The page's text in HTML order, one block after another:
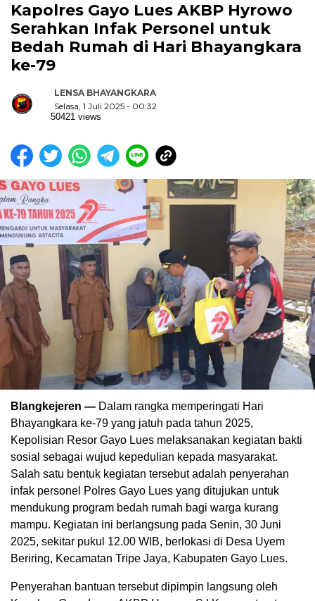
Kapolres Gayo Lues AKBP Hyrowo
Serahkan Infak Personel untuk
Bedah Rumah di Hari Bhayangkara
ke-79
LENSA BHAYANGKARA
Selasa, 1 Juli 2025 - 00:32
50421 views
Blangkejeren — Dalam rangka memperingati Hari
Bhayangkara ke-79 yang jatuh pada tahun 2025,
Kepolisian Resor Gayo Lues melaksanakan kegiatan bakti
sosial sebagai wujud kepedulian kepada masyarakat.
Salah satu bentuk kegiatan tersebut adalah penyerahan
infak personel Polres Gayo Lues yang ditujukan untuk
mendukung program bedah rumah bagi warga kurang
mampu. Kegiatan ini berlangsung pada Senin, 30 Juni
2025, sekitar pukul 12.00 WIB, berlokasi di Desa Uyem
Beriring, Kecamatan Tripe Jaya, Kabupaten Gayo Lues.
Penyerahan bantuan tersebut dipimpin langsung oleh